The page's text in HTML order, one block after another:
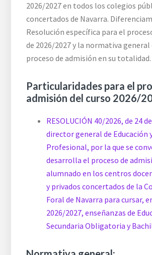
2026/2027 en todos los colegios
concertados de Navarra.
Resolución específica para el
de 2026/2027 y la normativa general
proceso de admisión en su totalidad.
Particularidades para el
admisión del curso 2026/
RESOLUCIÓN 40/2026, de 24
director general de Educación
Profesional, por la que se
desarrolla el proceso de
alumnado en los centros
y privados concertados de la
Foral de Navarra para cursar,
2026/2027, enseñanzas de
Secundaria Obligatoria y